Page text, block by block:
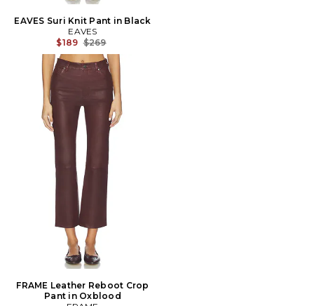
EAVES Suri Knit Pant in Black
EAVES
$189 Prix Avant Réduction:
$269
FRAME Leather Reboot Crop
Pant in Oxblood